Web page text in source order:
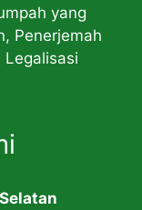
yang
Penerjemah
Legalisasi